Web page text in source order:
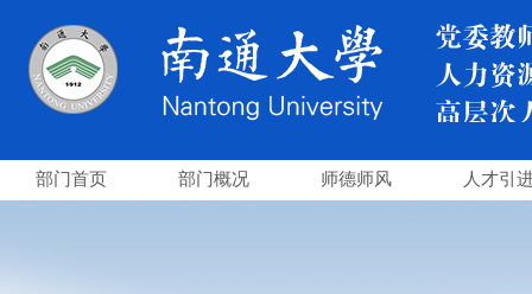
部门首页 部门概况 师德师风 人才引